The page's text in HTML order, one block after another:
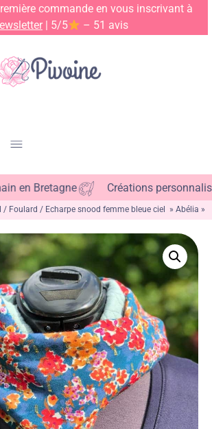
commande en vous inscrivant à
| 5/5 – 51 avis
Bretagne Créations personnalisables
/ Foulard / Echarpe snood femme bleue ciel » Abélia »